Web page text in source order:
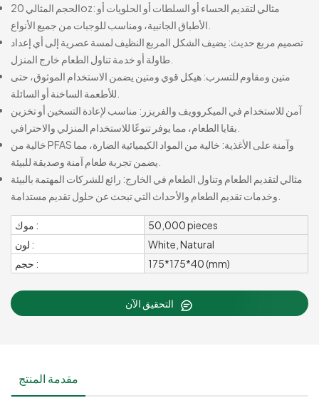
الحجم المثالي 20oz: مثالي لتقديم الحساء أو السلطات أو الحلويات أو
تصميم مربع حديث: يضيف الشكل المربع النظيف لمسة عصرية إلى أي إعداد
متين ومقاوم للتسرب: هيكل قوي ومتين يضمن الاستخدام الموثوق، حتى
آمن للاستخدام في الميكروويف والفريزر: مناسب لإعادة التسخين أو تخزين
خالية من PFAS وآمنة على الأغذية: خالية من المواد الكيميائية الضارة، مما
مثالي لتقديم الطعام وتناول الطعام في الخارج: رائع للشركات المهتمة بالبيئة
موك :
50,000 pieces
لون :
White, Natural
حجم :
175*175*40 (mm)
مقدمة المنتج